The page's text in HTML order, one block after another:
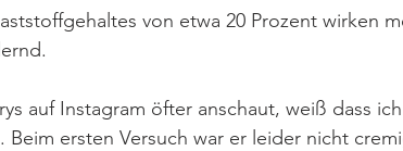
von etwa 20 Prozent wirken
auf Instagram öfter anschaut, weiß dass
Beim ersten Versuch war er leider nicht